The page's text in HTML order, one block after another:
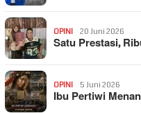
OPINI 20 Juni 2026
Satu Prestasi,
OPINI 5 Juni 2026
Ibu Pertiwi